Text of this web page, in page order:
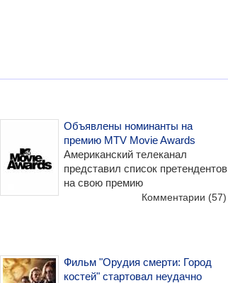
Объявлены номинанты на
премию MTV Movie Awards
Американский телеканал
представил список претендентов
на свою премию
Комментарии (57)
Фильм "Орудия смерти: Город
костей" стартовал неудачно